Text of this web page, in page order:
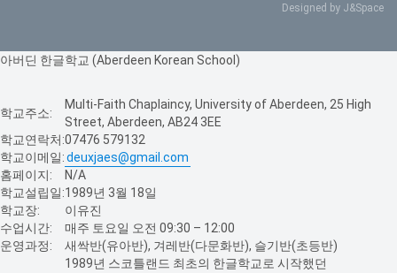
Designed by J&Space
아버딘 한글학교 (Aberdeen Korean School)
학교주소:
Multi-Faith Chaplaincy, University of Aberdeen, 25 High
Street, Aberdeen, AB24 3EE
학교연락처:07476 579132
학교이메일:deuxjaes@gmail.com
홈페이지:
N/A
학교설립일:1989년 3월 18일
학교장:
이유진
수업시간:
매주 토요일 오전 09:30 – 12:00
운영과정:
새싹반(유아반), 겨레반(다문화반), 슬기반(초등반)
1989년 스코틀랜드 최초의 한글학교로 시작했던